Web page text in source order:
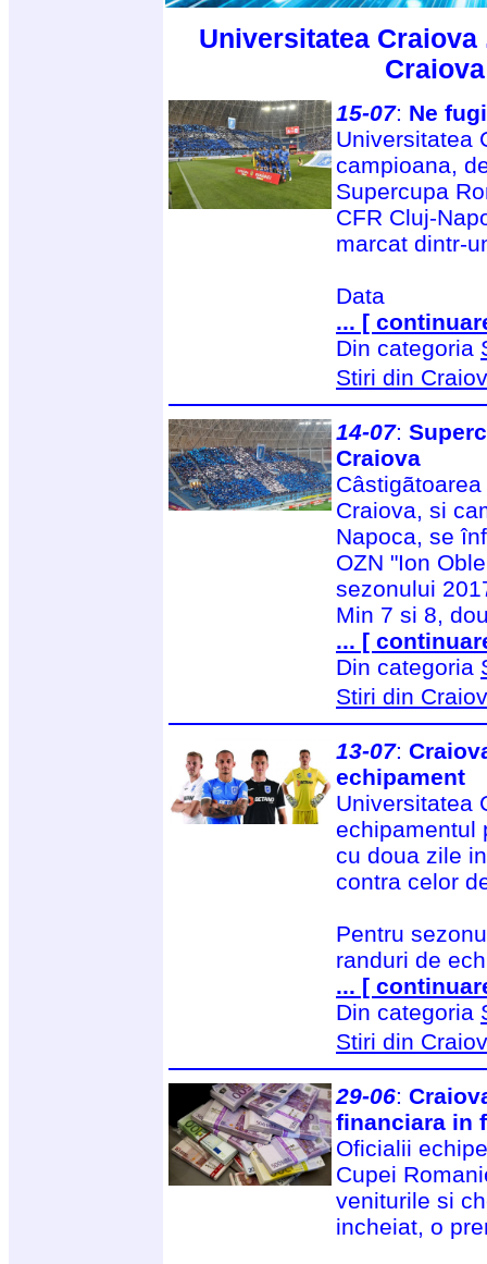
Universitatea
15-07: Ne
Universitatea
campioana,
Supercupa
CFR Cluj-
marcat dintr-
Data
... [
Din categoria
Stiri din
14-07:
Craiova
Craiova, si
Napoca, se
OZN "Ion
sezonului
Min 7 si 8,
... [
Din categoria
Stiri din
13-07:
echipament
Universitatea
echipamentul
cu doua zile
contra celor
Pentru
randuri de
... [
Din categoria
Stiri din
29-06:
financiara in
Oficialii
Cupei
veniturile si
incheiat, o